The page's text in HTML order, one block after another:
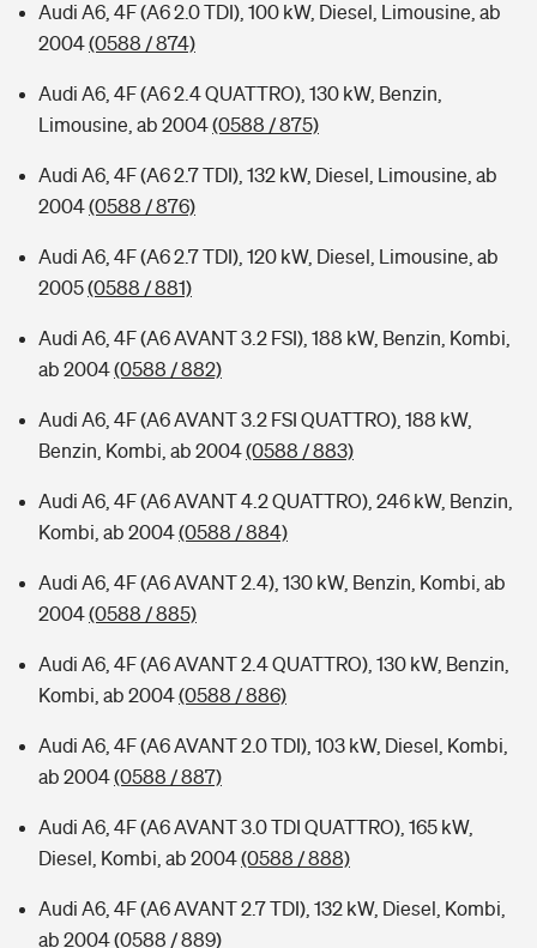
Audi A6, 4F (A6 2.0 TDI), 100 kW, Diesel, Limousine, ab
2004(0588 / 874)
Audi A6, 4F (A6 2.4 QUATTRO), 130 kW, Benzin,
Limousine, ab 2004(0588 / 875)
Audi A6, 4F (A6 2.7 TDI), 132 kW, Diesel, Limousine, ab
2004(0588 / 876)
Audi A6, 4F (A6 2.7 TDI), 120 kW, Diesel, Limousine, ab
2005(0588 / 881)
Audi A6, 4F (A6 AVANT 3.2 FSI), 188 kW, Benzin, Kombi,
ab 2004(0588 / 882)
Audi A6, 4F (A6 AVANT 3.2 FSI QUATTRO), 188 kW,
Benzin, Kombi, ab 2004(0588 / 883)
Audi A6, 4F (A6 AVANT 4.2 QUATTRO), 246 kW, Benzin,
Kombi, ab 2004(0588 / 884)
Audi A6, 4F (A6 AVANT 2.4), 130 kW, Benzin, Kombi, ab
2004(0588 / 885)
Audi A6, 4F (A6 AVANT 2.4 QUATTRO), 130 kW, Benzin,
Kombi, ab 2004(0588 / 886)
Audi A6, 4F (A6 AVANT 2.0 TDI), 103 kW, Diesel, Kombi,
ab 2004(0588 / 887)
Audi A6, 4F (A6 AVANT 3.0 TDI QUATTRO), 165 kW,
Diesel, Kombi, ab 2004(0588 / 888)
Audi A6, 4F (A6 AVANT 2.7 TDI), 132 kW, Diesel, Kombi,
ab 2004(0588 / 889)